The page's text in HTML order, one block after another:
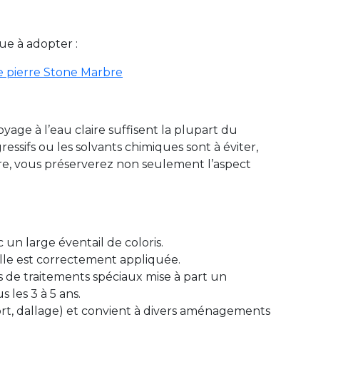
à adopter :
Stone Marbre
à l’eau claire suffisent la plupart du
ou les solvants chimiques sont à éviter,
vous préserverez non seulement l’aspect
un large éventail de coloris.
est correctement appliquée.
traitements spéciaux mise à part un
les 3 à 5 ans.
dallage) et convient à divers aménagements